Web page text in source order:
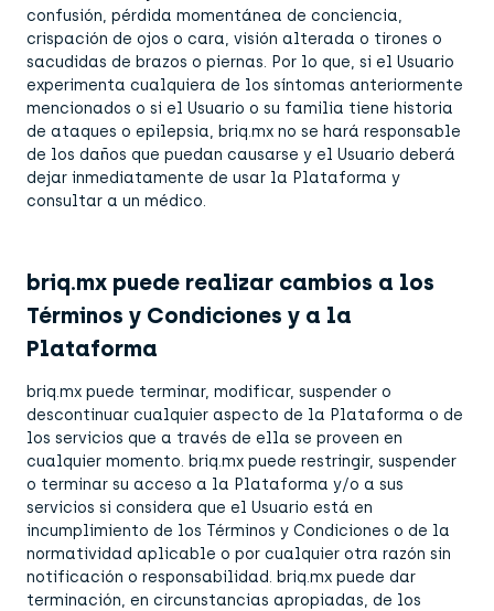
confusión, pérdida momentánea de conciencia,
crispación de ojos o cara, visión alterada o tirones o
sacudidas de brazos o piernas. Por lo que, si el Usuario
experimenta cualquiera de los síntomas anteriormente
mencionados o si el Usuario o su familia tiene historia
de ataques o epilepsia, briq.mx no se hará responsable
de los daños que puedan causarse y el Usuario deberá
dejar inmediatamente de usar la Plataforma y
consultar a un médico.
briq.mx puede realizar cambios a los
Términos y Condiciones y a la
Plataforma
briq.mx puede terminar, modificar, suspender o
descontinuar cualquier aspecto de la Plataforma o de
los servicios que a través de ella se proveen en
cualquier momento. briq.mx puede restringir, suspender
o terminar su acceso a la Plataforma y/o a sus
servicios si considera que el Usuario está en
incumplimiento de los Términos y Condiciones o de la
normatividad aplicable o por cualquier otra razón sin
notificación o responsabilidad. briq.mx puede dar
terminación, en circunstancias apropiadas, de los